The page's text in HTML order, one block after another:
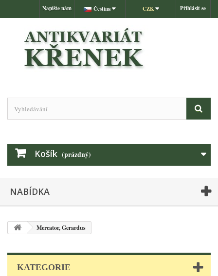
Přihlásit se
CZK
Čeština
Napište nám
Košík (prázdný)
NABÍDKA
Mercator, Gerardus
KATEGORIE